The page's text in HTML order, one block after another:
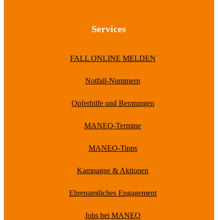
Services
FALL ONLINE MELDEN
Notfall-Nummern
Opferhilfe und Beratungen
MANEO-Termine
MANEO-Tipps
Kampagne & Aktionen
Ehrenamtliches Engagement
Jobs bei MANEO